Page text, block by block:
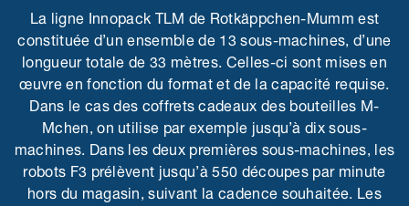
La ligne Innopack TLM de Rotkäppchen-Mumm est
constituée d’un ensemble de 13 sous-machines, d’une
longueur totale de 33 mètres. Celles-ci sont mises en
œuvre en fonction du format et de la capacité requise.
Dans le cas des coffrets cadeaux des bouteilles M-
Mchen, on utilise par exemple jusqu’à dix sous-
machines. Dans les deux premières sous-machines, les
robots F3 prélèvent jusqu’à 550 découpes par minute
hors du magasin, suivant la cadence souhaitée. Les